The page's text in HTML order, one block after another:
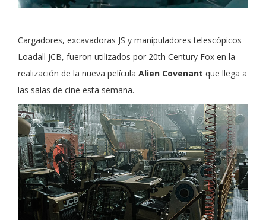
Cargadores, excavadoras JS y manipuladores telescópicos
Loadall JCB, fueron utilizados por 20th Century Fox en la
realización de la nueva película Alien Covenant que llega a
las salas de cine esta semana.